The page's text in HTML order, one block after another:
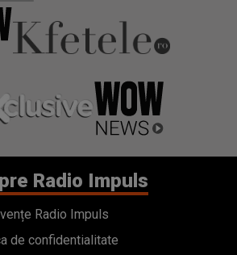
Radio Impuls
Radio Impuls
de confidentialitate